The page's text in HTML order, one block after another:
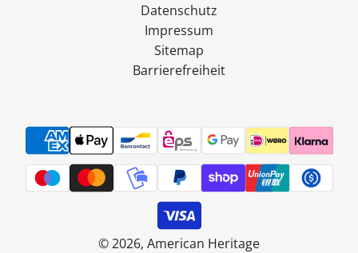
Datenschutz
Impressum
Sitemap
Barrierefreiheit
© 2026, American Heritage